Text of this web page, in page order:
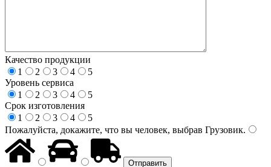
Качество продукции
1
2 3 4
5
Уровень сервиса
1
2 3 4
5
Срок изготовления
1
2 3 4
5
Пожалуйста, докажите, что вы человек, выбрав Грузовик.